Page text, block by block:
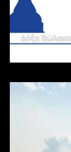
Δόξα